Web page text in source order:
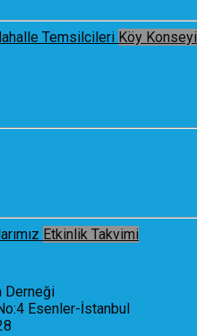
Temsilcileri Köy Konseyi
Etkinlik Takvimi
Derneği
Esenler-İstanbul